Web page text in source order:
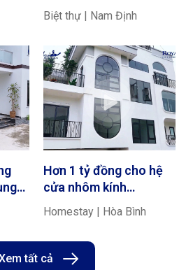
thự tại Nam Định
Biệt thự | Nam Định
Hơn 1 tỷ đồng cho hệ
cửa nhôm kính
Homestay, liệu có
Homestay | Hòa Bình
tất cả